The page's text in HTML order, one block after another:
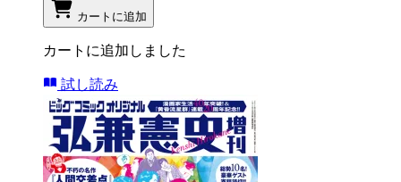
カートに追加
カートに追加しました
試し読み